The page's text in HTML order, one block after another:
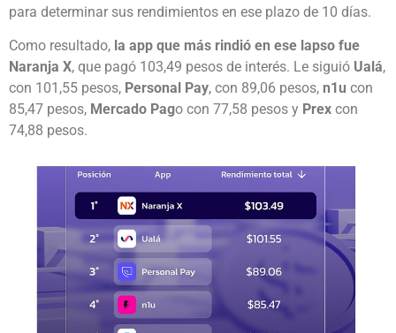
para determinar sus rendimientos en ese plazo de 10 días.
Como resultado, la app que más rindió en ese lapso fue
Naranja X, que pagó 103,49 pesos de interés. Le siguió Ualá,
con 101,55 pesos, Personal Pay, con 89,06 pesos, n1u con
85,47 pesos, Mercado Pago con 77,58 pesos y Prex con
74,88 pesos.